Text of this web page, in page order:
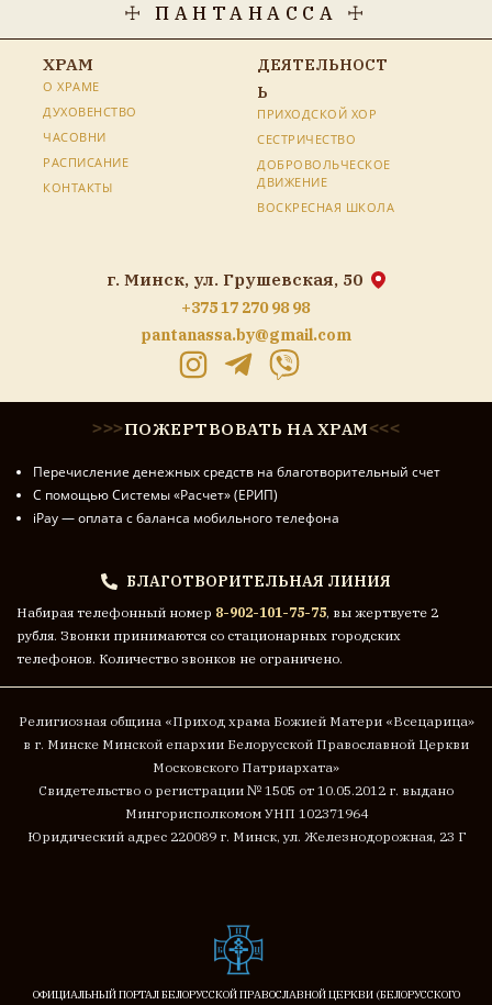
☩ ПАНТАНАССА ☩
ХРАМ
О ХРАМЕ
ДУХОВЕНСТВО
ЧАСОВНИ
РАСПИСАНИЕ
КОНТАКТЫ
ДЕЯТЕЛЬНОСТ
Ь
ПРИХОДСКОЙ ХОР
СЕСТРИЧЕСТВО
ДОБРОВОЛЬЧЕСКОЕ
ДВИЖЕНИЕ
ВОСКРЕСНАЯ ШКОЛА
г. Минск, ул. Грушевская, 50
+375 17 270 98 98
pantanassa.by@gmail.com
>>>ПОЖЕРТВОВАТЬ НА ХРАМ<<<
Перечисление денежных средств на благотворительный счет
С помощью Системы «Расчет» (ЕРИП)
iPay — оплата с баланса мобильного телефона
БЛАГОТВОРИТЕЛЬНАЯ ЛИНИЯ
Набирая телефонный номер 8-902-101-75-75, вы жертвуете 2
рубля. Звонки принимаются со стационарных городских
телефонов. Количество звонков не ограничено.
Религиозная община «Приход храма Божией Матери «Всецарица»
в г. Минске Минской епархии Белорусской Православной Церкви
Московского Патриархата»
Cвидетельство о регистрации № 1505 от 10.05.2012 г. выдано
Мингорисполкомом УНП 102371964
Юридический адрес 220089 г. Минск, ул. Железнодорожная, 23 Г
ОФИЦИАЛЬНЫЙ ПОРТАЛ БЕЛОРУССКОЙ ПРАВОСЛАВНОЙ ЦЕРКВИ (БЕЛОРУССКОГО